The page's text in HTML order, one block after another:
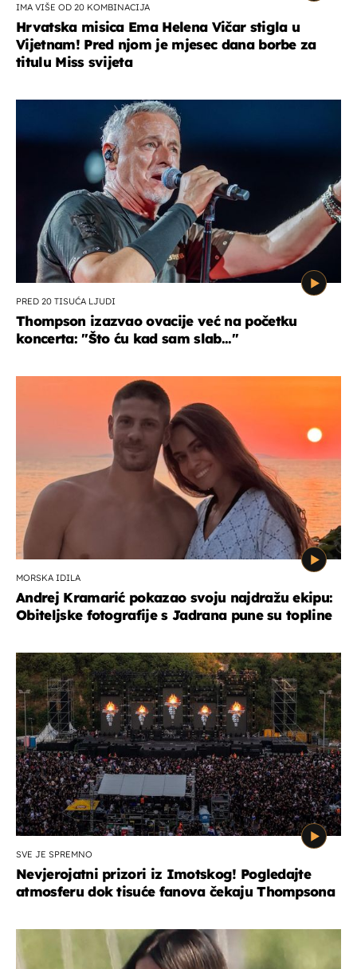
IMA VIŠE OD 20 KOMBINACIJA
Hrvatska misica Ema Helena Vičar stigla u
Vijetnam! Pred njom je mjesec dana borbe za
titulu Miss svijeta
PRED 20 TISUĆA LJUDI
Thompson izazvao ovacije već na početku
koncerta: "Što ću kad sam slab..."
MORSKA IDILA
Andrej Kramarić pokazao svoju najdražu ekipu:
Obiteljske fotografije s Jadrana pune su topline
SVE JE SPREMNO
Nevjerojatni prizori iz Imotskog! Pogledajte
atmosferu dok tisuće fanova čekaju Thompsona